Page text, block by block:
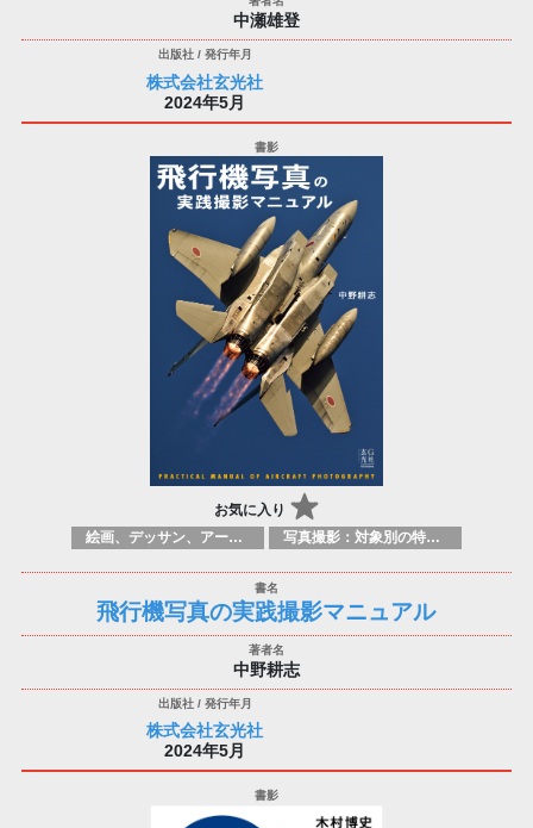
中瀬雄登
株式会社玄光社
2024年5月
お気に入り
絵画、デッサン、アートマニュアル 写真撮影：対象別の特定のテクニック、原理
飛行機写真の実践撮影マニュアル
中野耕志
株式会社玄光社
2024年5月